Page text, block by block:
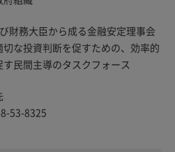
財務大臣から成る金融安定理事会
な投資判断を促すための、効率的
民間主導のタスクフォース
53-8325